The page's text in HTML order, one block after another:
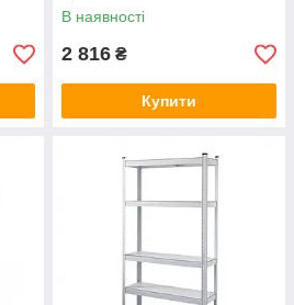
В наявності
2 816 ₴
Купити